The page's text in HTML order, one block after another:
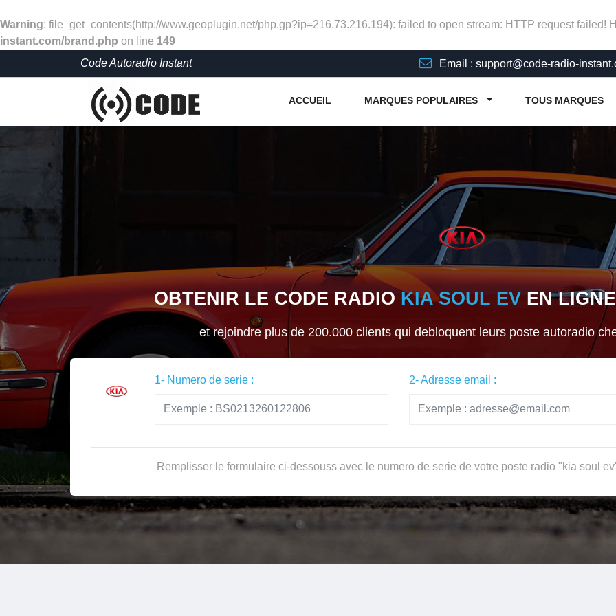
Warning: file_get_contents(http://www.geoplugin.net/php.gp?ip=216.73.216.194): failed to open stream: HTTP request failed!
instant.com/brand.php on line 149
Code Autoradio Instant
Email : support@code-radio-
ACCUEIL MARQUES POPULAIRES TOUS MARQUES
OBTENIR LE CODE RADIO KIA SOUL EV EN
et rejoindre plus de 200.000 clients qui debloquent leurs poste autoradio
1- Numero de serie : 2- Adresse email :
Remplisser le formulaire ci-dessouss avec le numero de serie de votre poste radio "kia soul